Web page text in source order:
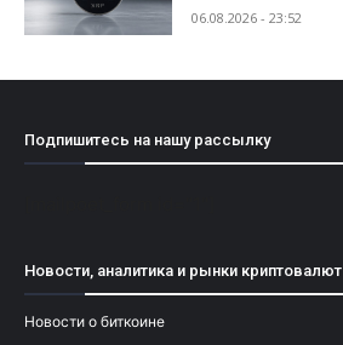
06.08.2026 - 23:52
Подпишитесь на нашу рассылку
Новости, аналитика и рынки криптовалют
Новости о биткоине